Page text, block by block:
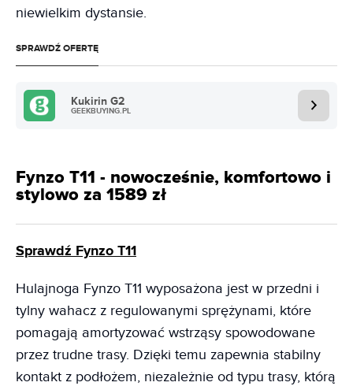
niewielkim dystansie.
SPRAWDŹ OFERTĘ
Kukirin G2
GEEKBUYING.PL
Fynzo T11 - nowocześnie, komfortowo i
stylowo za 1589 zł
Sprawdź Fynzo T11
Hulajnoga Fynzo T11 wyposażona jest w przedni i
tylny wahacz z regulowanymi sprężynami, które
pomagają amortyzować wstrząsy spowodowane
przez trudne trasy. Dzięki temu zapewnia stabilny
kontakt z podłożem, niezależnie od typu trasy, którą